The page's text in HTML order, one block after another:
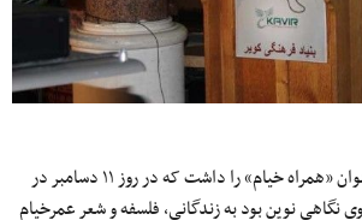
آخرین جلسۀ بنیاد کویر عنوان «همراه خیام» را داشت که در روز ۱۱ دسامبر در
نگاهی نوین بود به زندگانی، فلسفه و شعر عمرخیام